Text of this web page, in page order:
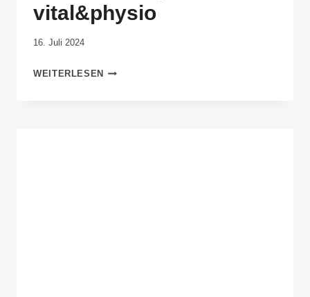
vital&physio
Von
Krause
16. Juli 2024
WEITERLESEN